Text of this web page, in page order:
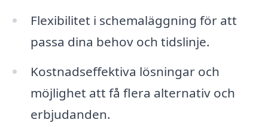
Flexibilitet i schemaläggning för att
passa dina behov och tidslinje.
Kostnadseffektiva lösningar och
möjlighet att få flera alternativ och
erbjudanden.